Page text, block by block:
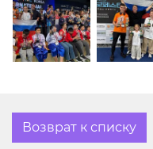
Возврат к списку